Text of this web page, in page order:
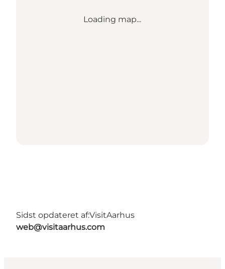
Loading map...
Sidst opdateret af:VisitAarhus
web@visitaarhus.com